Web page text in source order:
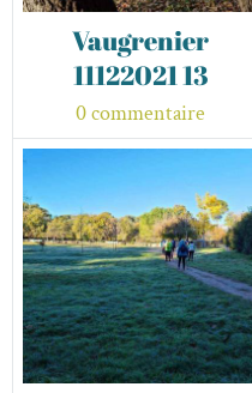
Vaugrenier
11122021 13
0 commentaire